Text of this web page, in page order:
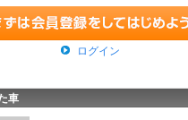
ログイン
車